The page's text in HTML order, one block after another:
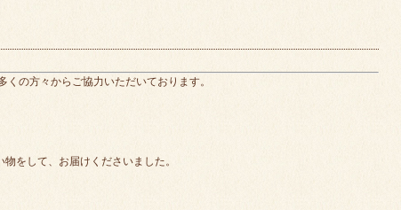
の方々からご協力いただいております。
して、お届けくださいました。